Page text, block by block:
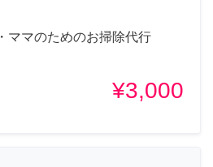
ママのためのお掃除代行
¥3,000